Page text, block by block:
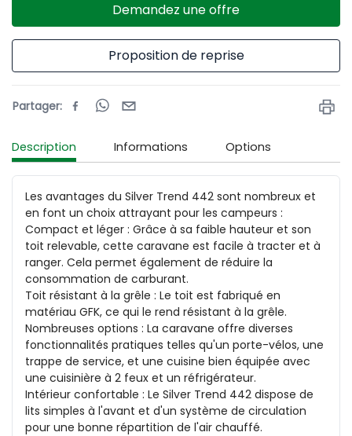
Demandez une offre
Proposition de reprise
Partager:
Description Informations Options
Les avantages du Silver Trend 442 sont nombreux et
en font un choix attrayant pour les campeurs :
Compact et léger : Grâce à sa faible hauteur et son
toit relevable, cette caravane est facile à tracter et à
ranger. Cela permet également de réduire la
consommation de carburant.
Toit résistant à la grêle : Le toit est fabriqué en
matériau GFK, ce qui le rend résistant à la grêle.
Nombreuses options : La caravane offre diverses
fonctionnalités pratiques telles qu'un porte-vélos, une
trappe de service, et une cuisine bien équipée avec
une cuisinière à 2 feux et un réfrigérateur.
Intérieur confortable : Le Silver Trend 442 dispose de
lits simples à l'avant et d'un système de circulation
pour une bonne répartition de l'air chauffé.